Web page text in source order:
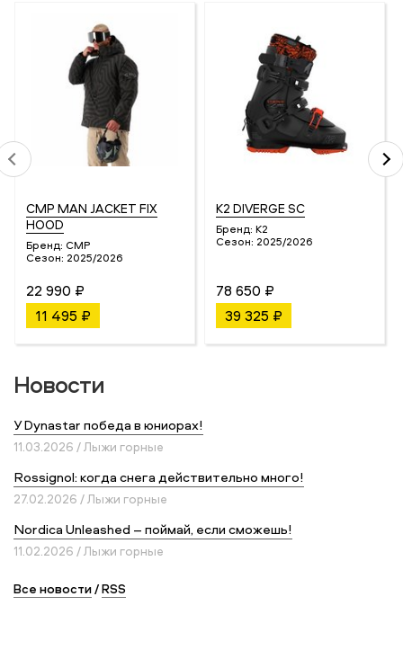
CMP MAN JACKET FIX
HOOD
Бренд: CMP
Сезон: 2025/2026
22 990 ₽
11 495 ₽
K2 DIVERGE SC
Бренд: K2
Сезон: 2025/2026
78 650 ₽
39 325 ₽
Новости
У Dynastar победа в юниорах!
11.03.2026 / Лыжи горные
Rossignol: когда снега действительно много!
27.02.2026 / Лыжи горные
Nordica Unleashed – поймай, если сможешь!
11.02.2026 / Лыжи горные
Все новости/RSS